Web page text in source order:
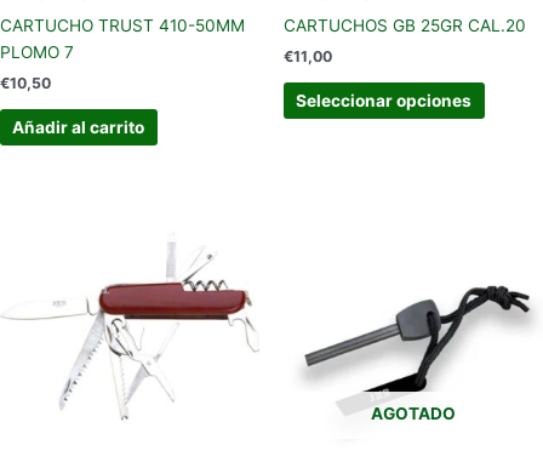
CARTUCHO TRUST 410-50MM
PLOMO 7
€10,50
Añadir al carrito
CARTUCHOS GB 25GR CAL.20
€11,00
Seleccionar opciones
la
AGOTADO